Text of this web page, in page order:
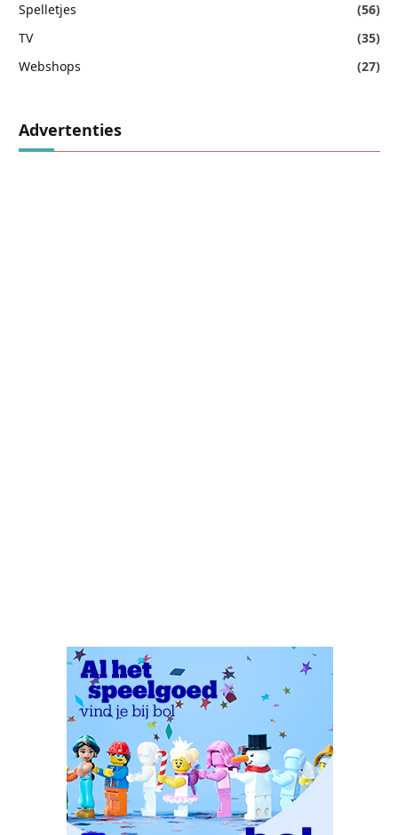
Spelletjes
(56)
TV
(35)
Webshops
(27)
Advertenties